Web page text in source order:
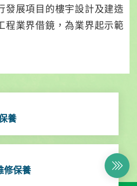
發展項目的樓宇設計及建造
程業界借鏡，為業界起示範
養
修保養